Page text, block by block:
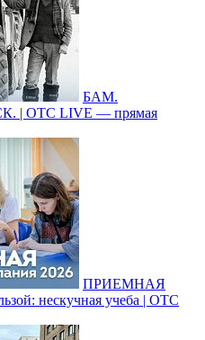
БАМ.
ОТС LIVE — прямая
ПРИЕМНАЯ
нескучная учеба | ОТС